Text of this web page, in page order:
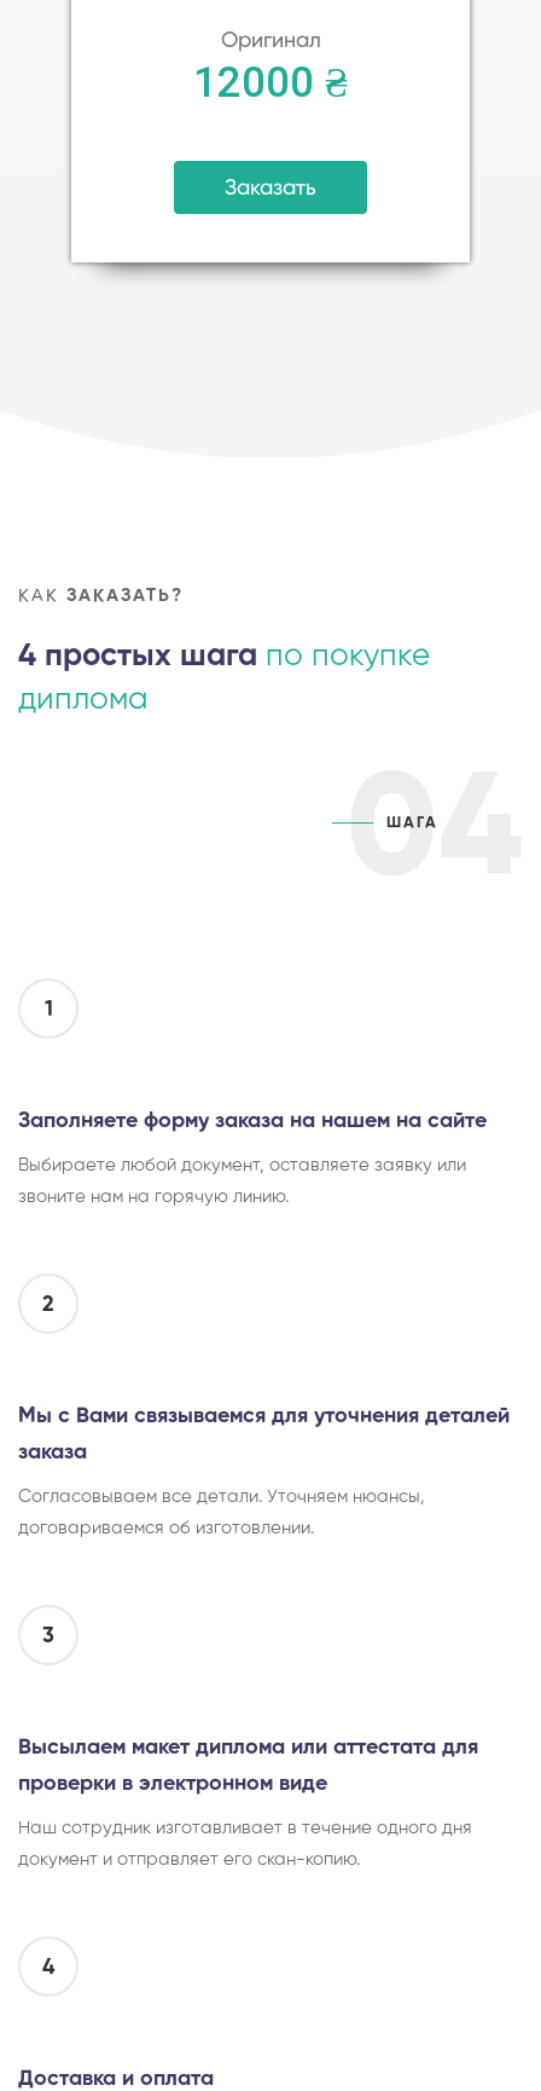
Оригинал
12000 ₴
Заказать
КАК ЗАКАЗАТЬ?
4 простых шага по покупке
диплома
04
ШАГА
1
Заполняете форму заказа на нашем на сайте
Выбираете любой документ, оставляете заявку или
звоните нам на горячую линию.
2
Мы с Вами связываемся для уточнения деталей
заказа
Согласовываем все детали. Уточняем нюансы,
договариваемся об изготовлении.
3
Высылаем макет диплома или аттестата для
проверки в электронном виде
Наш сотрудник изготавливает в течение одного дня
документ и отправляет его скан-копию.
4
Доставка и оплата